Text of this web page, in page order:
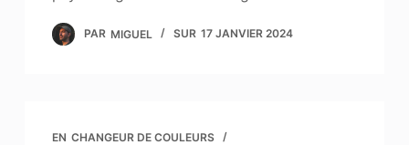
PAR MIGUEL SUR 17 JANVIER 2024
EN CHANGEUR DE COULEURS